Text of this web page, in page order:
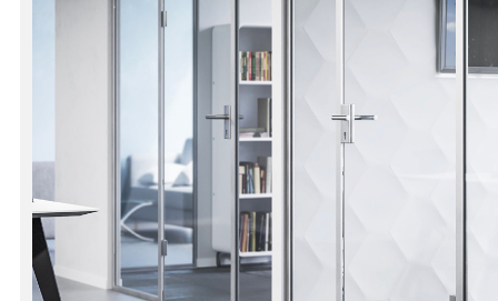
VERRE FEUILLETÉ/TREMPÉ
DALLE DE SOL EN VERRE
GARDE CORPS EN VERRE
VERRIÈRE TYPE ATELIER
VERRES TEXTURÉS